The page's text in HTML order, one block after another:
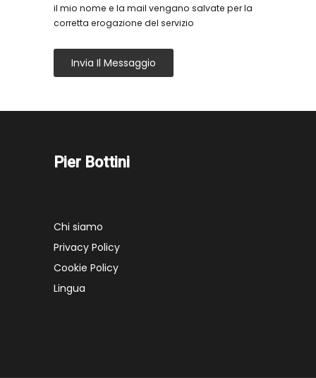
il mio nome e la mail vengano salvate per la
corretta erogazione del servizio
Invia Il Messaggio
Pier Bottini
Chi siamo
Privacy Policy
Cookie Policy
Lingua